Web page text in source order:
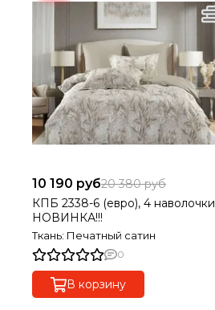
10 190 руб20 380 руб
КПБ 2338-6 (евро), 4 наволочки
НОВИНКА!!!
Ткань: Печатный сатин
0
В корзину